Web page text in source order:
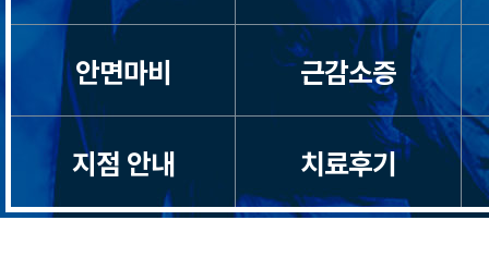
안면마비 근감소증
지점 안내 치료후기